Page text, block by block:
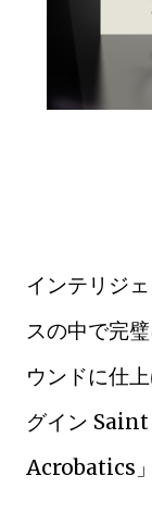
インテリジ
スの中で完
ウンドに仕
グイン
Acrobatics」